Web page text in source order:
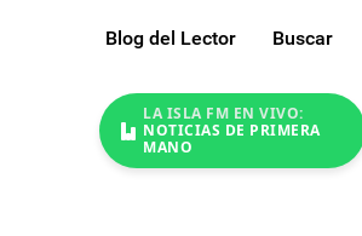
Blog del Lector Buscar
LA ISLA FM EN VIVO:
NOTICIAS DE PRIMERA
MANO